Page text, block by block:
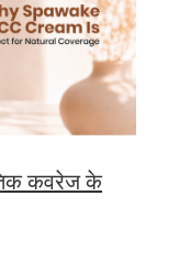
कवरेज के